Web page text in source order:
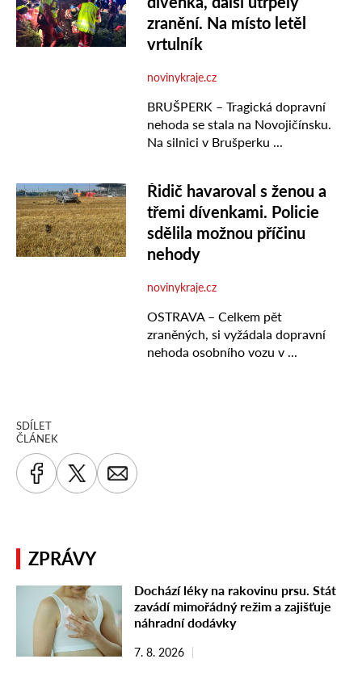
SDÍLET
ČLÁNEK
ZPRÁVY
Dochází léky na rakovinu prsu. Stát
zavádí mimořádný režim a zajišťuje
náhradní dodávky
7. 8. 2026